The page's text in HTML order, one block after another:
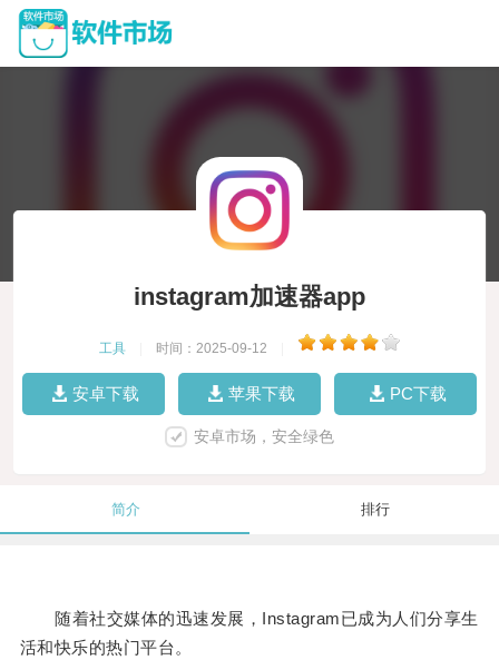
instagram加速器app
工具 时间：2025-09-12
安卓下载 苹果下载 PC下载
安卓市场，安全绿色
简介 排行
随着社交媒体的迅速发展，Instagram已成为人们分享生
活和快乐的热门平台。